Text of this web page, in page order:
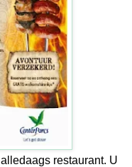
restaurant. U